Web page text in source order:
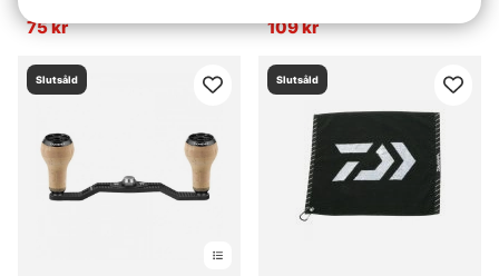
75 kr
109 kr
Slutsåld Slutsåld